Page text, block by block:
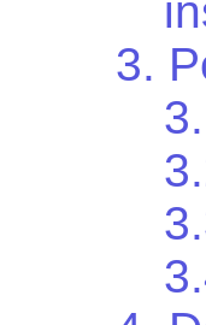
3.